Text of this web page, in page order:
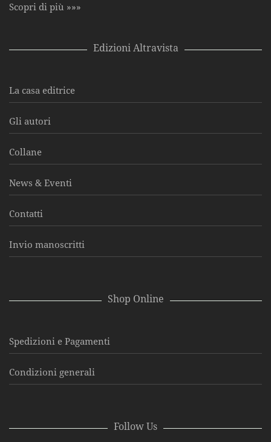
Scopri di più »»»
Edizioni Altravista
La casa editrice
Gli autori
Collane
News & Eventi
Contatti
Invio manoscritti
Shop Online
Spedizioni e Pagamenti
Condizioni generali
Follow Us